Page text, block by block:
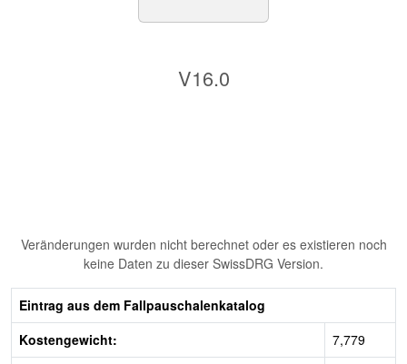
V16.0
Veränderungen wurden nicht berechnet oder es existieren noch
keine Daten zu dieser SwissDRG Version.
Eintrag aus dem Fallpauschalenkatalog
Kostengewicht:
7,779